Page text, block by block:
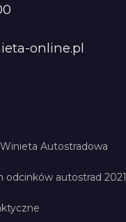
online.pl
Autostradowa
odcinków autostrad 2021